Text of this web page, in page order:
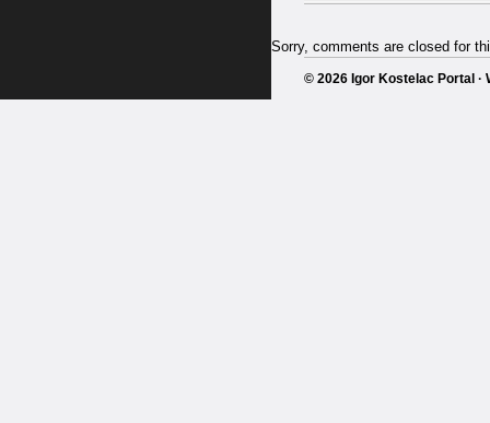
Sorry, comments are closed for
© 2026 Igor Kostelac Portal